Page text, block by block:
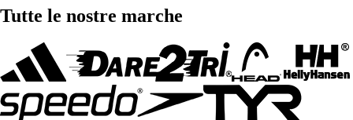
Tutte le nostre marche